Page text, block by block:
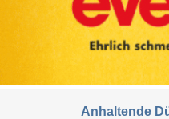
Anhaltende